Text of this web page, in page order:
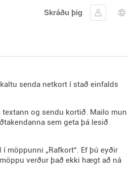
Skráðu þig
Skráðu þig
senda netkort í stað einfalds
og sendu kortið. Mailo mun
sem geta þá lesið
möppunni „Rafkort“. Ef þú eyðir
verður það ekki hægt að ná